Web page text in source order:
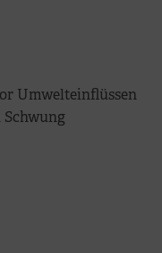
Umwelteinflüssen